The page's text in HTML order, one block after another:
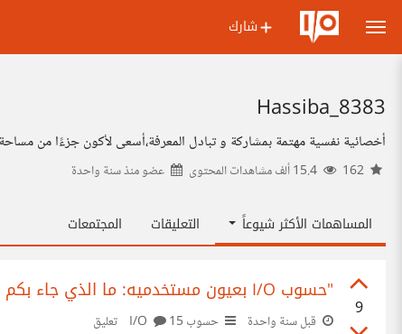
شارك
8383_Hassiba
أخصائية نفسية مهتمة بمشاركة و تبادل المعرفة،أسعى لأكون جزءًا من
عضو منذسنة واحدة
المساهمات الأكثر شيوعاً التعليقات المجتمعات
9
"حسوب I/O بعيون مستخدميه: ما الذي جاء بكم إلى هذه المنصة؟"
قبل سنة واحدة حسوب I/O 15 تعليق